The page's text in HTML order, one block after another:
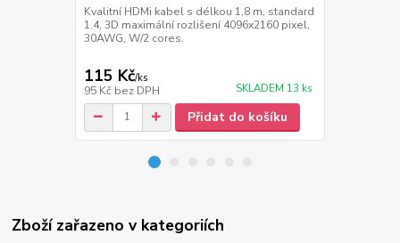
Kvalitní HDMi kabel s délkou 1,8 m, standard
1.4, 3D maximální rozlišení 4096x2160 pixel,
30AWG, W/2 cores.
115 Kč/ks
95 Kč bez DPH SKLADEM 13 ks
Přidat do košíku
Zboží zařazeno v kategoriích